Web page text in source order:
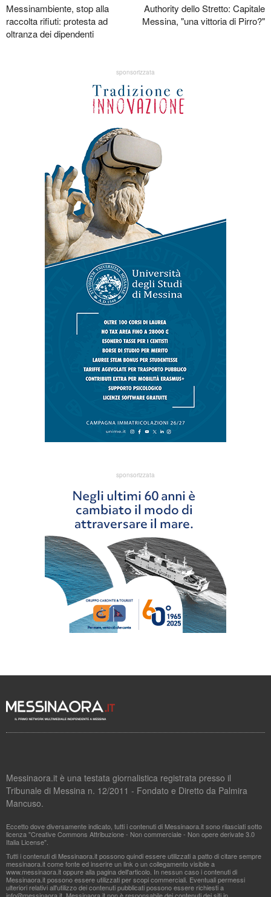
Messinambiente, stop alla
raccolta rifiuti: protesta ad
oltranza dei dipendenti
Authority dello Stretto: Capitale
Messina, "una vittoria di Pirro?"
sponsorizzata
sponsorizzata
Messinaora.it è una testata giornalistica registrata presso il
Tribunale di Messina n. 12/2011 - Fondato e Diretto da Palmira
Mancuso.
Eccetto dove diversamente indicato, tutti i contenuti di Messinaora.it sono rilasciati sotto
licenza "Creative Commons Attribuzione - Non commerciale - Non opere derivate 3.0
Italia License".
Tutti i contenuti di Messinaora.it possono quindi essere utilizzati a patto di citare sempre
messinaora.it come fonte ed inserire un link o un collegamento visibile a
www.messinaora.it oppure alla pagina dell'articolo. In nessun caso i contenuti di
Messinaora.it possono essere utilizzati per scopi commerciali. Eventuali permessi
ulteriori relativi all'utilizzo dei contenuti pubblicati possono essere richiesti a
info@messinaora.it . Messinaora.it non è responsabile dei contenuti dei siti in